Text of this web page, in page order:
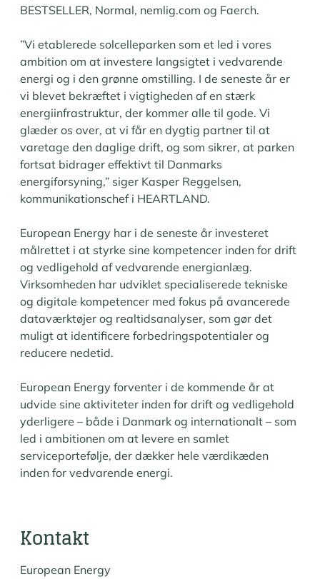
BESTSELLER, Normal, nemlig.com og Faerch.
”Vi etablerede solcelleparken som et led i vores
ambition om at investere langsigtet i vedvarende
energi og i den grønne omstilling. I de seneste år er
vi blevet bekræftet i vigtigheden af en stærk
energiinfrastruktur, der kommer alle til gode. Vi
glæder os over, at vi får en dygtig partner til at
varetage den daglige drift, og som sikrer, at parken
fortsat bidrager effektivt til Danmarks
energiforsyning,” siger Kasper Reggelsen,
kommunikationschef i HEARTLAND.
European Energy har i de seneste år investeret
målrettet i at styrke sine kompetencer inden for drift
og vedligehold af vedvarende energianlæg.
Virksomheden har udviklet specialiserede tekniske
og digitale kompetencer med fokus på avancerede
dataværktøjer og realtidsanalyser, som gør det
muligt at identificere forbedringspotentialer og
reducere nedetid.
European Energy forventer i de kommende år at
udvide sine aktiviteter inden for drift og vedligehold
yderligere – både i Danmark og internationalt – som
led i ambitionen om at levere en samlet
serviceportefølje, der dækker hele værdikæden
inden for vedvarende energi.
Kontakt
European Energy